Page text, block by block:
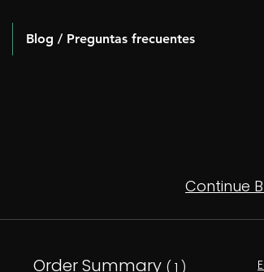
Blog / Preguntas frecuentes
Continue
Order Summary ( 1 )